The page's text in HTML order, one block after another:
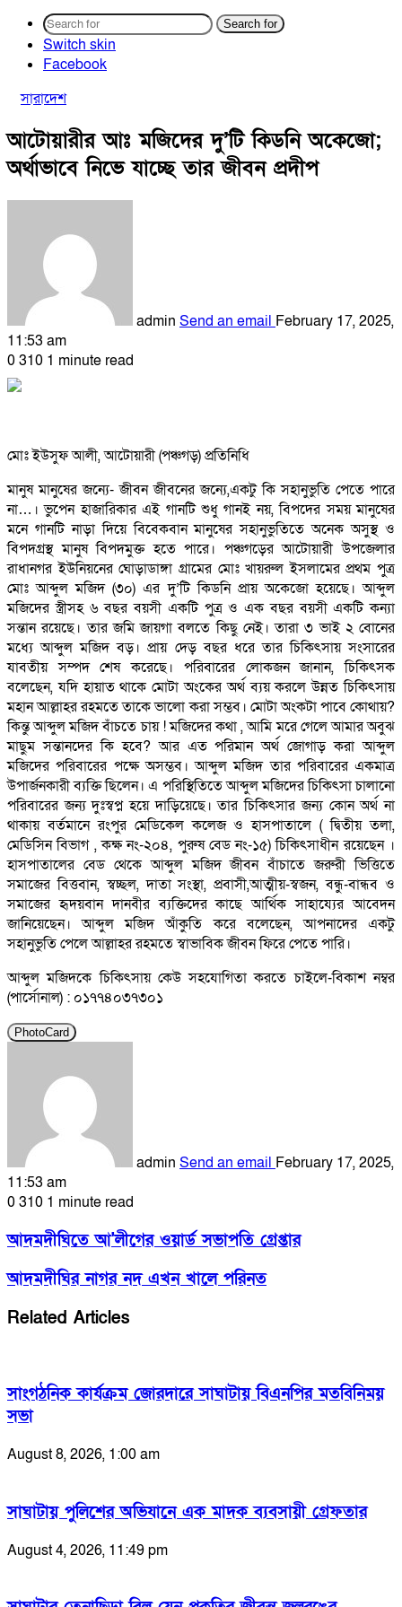
Search for
Switch skin
Facebook
সারাদেশ
আটোয়ারীর আঃ মজিদের দু’টি কিডনি অকেজো;
অর্থাভাবে নিভে যাচ্ছে তার জীবন প্রদীপ
admin Send an email February 17, 2025,
11:53 am
0 310 1 minute read
মোঃ ইউসুফ আলী, আটোয়ারী (পঞ্চগড়) প্রতিনিধি
মানুষ মানুষের জন্যে- জীবন জীবনের জন্যে,একটু কি সহানুভুতি পেতে পারে
না…। ভুপেন হাজারিকার এই গানটি শুধু গানই নয়, বিপদের সময় মানুষের
মনে গানটি নাড়া দিয়ে বিবেকবান মানুষের সহানুভুতিতে অনেক অসুস্থ ও
বিপদগ্রস্থ মানুষ বিপদমুক্ত হতে পারে। পঞ্চগড়ের আটোয়ারী উপজেলার
রাধানগর ইউনিয়নের ঘোড়াডাঙ্গা গ্রামের মোঃ খায়রুল ইসলামের প্রথম পুত্র
মোঃ আব্দুল মজিদ (৩০) এর দু’টি কিডনি প্রায় অকেজো হয়েছে। আব্দুল
মজিদের স্ত্রীসহ ৬ বছর বয়সী একটি পুত্র ও এক বছর বয়সী একটি কন্যা
সন্তান রয়েছে। তার জমি জায়গা বলতে কিছু নেই। তারা ৩ ভাই ২ বোনের
মধ্যে আব্দুল মজিদ বড়। প্রায় দেড় বছর ধরে তার চিকিৎসায় সংসারের
যাবতীয় সম্পদ শেষ করেছে। পরিবারের লোকজন জানান, চিকিৎসক
বলেছেন, যদি হায়াত থাকে মোটা অংকের অর্থ ব্যয় করলে উন্নত চিকিৎসায়
মহান আল্লাহর রহমতে তাকে ভালো করা সম্ভব। মোটা অংকটা পাবে কোথায়?
কিন্তু আব্দুল মজিদ বাঁচতে চায় ! মজিদের কথা , আমি মরে গেলে আমার অবুঝ
মাছুম সন্তানদের কি হবে? আর এত পরিমান অর্থ জোগাড় করা আব্দুল
মজিদের পরিবারের পক্ষে অসম্ভব। আব্দুল মজিদ তার পরিবারের একমাত্র
উপার্জনকারী ব্যক্তি ছিলেন। এ পরিস্থিতিতে আব্দুল মজিদের চিকিৎসা চালানো
পরিবারের জন্য দুঃস্বপ্ন হয়ে দাড়িয়েছে। তার চিকিৎসার জন্য কোন অর্থ না
থাকায় বর্তমানে রংপুর মেডিকেল কলেজ ও হাসপাতালে ( দ্বিতীয় তলা,
মেডিসিন বিভাগ , কক্ষ নং-২০৪, পুরুষ বেড নং-১৫) চিকিৎসাধীন রয়েছেন ।
হাসপাতালের বেড থেকে আব্দুল মজিদ জীবন বাঁচাতে জরুরী ভিত্তিতে
সমাজের বিত্তবান, স্বচ্ছল, দাতা সংস্থা, প্রবাসী,আত্মীয়-স্বজন, বন্ধু-বান্ধব ও
সমাজের হৃদয়বান দানবীর ব্যক্তিদের কাছে আর্থিক সাহায্যের আবেদন
জানিয়েছেন। আব্দুল মজিদ আঁকুতি করে বলেছেন, আপনাদের একটু
সহানুভুতি পেলে আল্লাহর রহমতে স্বাভাবিক জীবন ফিরে পেতে পারি।
আব্দুল মজিদকে চিকিৎসায় কেউ সহযোগিতা করতে চাইলে-বিকাশ নম্বর
(পার্সোনাল) : ০১৭৭৪০৩৭৩০১
PhotoCard
admin Send an email February 17, 2025,
11:53 am
0 310 1 minute read
আদমদীঘিতে আ'লীগের ওয়ার্ড সভাপতি গ্রেপ্তার
আদমদীঘির নাগর নদ এখন খালে পরিনত
Related Articles
সাংগঠনিক কার্যক্রম জোরদারে সাঘাটায় বিএনপির মতবিনিময়
সভা
August 8, 2026, 1:00 am
সাঘাটায় পুলিশের অভিযানে এক মাদক ব্যবসায়ী গ্রেফতার
August 4, 2026, 11:49 pm